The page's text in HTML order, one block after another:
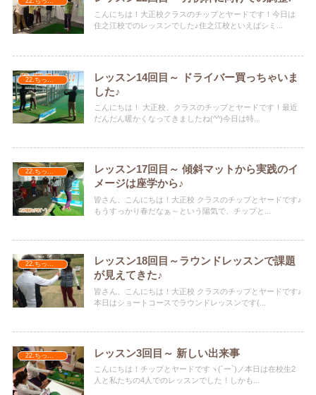
こんにちは！大正校クラスのチップとヤードです！今日は
住之江校でのレッスンでした♪住之江校といえばシミ...
22.ちっぷ＆やーど
レッスン14回目～ ドライバー買っちゃいま
した♪
こんにちは！ 大正校、クラスのチップとヤードです！最近
だんだん暖かくなってきましたね(^^)今日は特...
22.ちっぷ＆やーど
レッスン17回目～ 傾斜マットから実践のイ
メージは座学から♪
皆さん、こんにちは！大正校 クラスのチップとヤードです♪
もうすっかり春だなぁ～という陽気で、チップと...
レッスン18回目～ラウンドレッスンで課題
が見えてきた♪
皆さん、こんにちは！大正校 クラスのチップとヤードです♪
本日はショートコースでラウンドレッスンです(...
レッスン3回目～ 新しい出来事
こんにちは！チップとヤードですヽ(´ー`)ノ本日は在校生2
人と私たちの4人でのレッスンでした！しかも...